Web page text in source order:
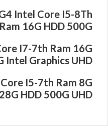
Intel Core I5-8Th
Ram 16G HDD 500G
I7-7th Ram 16G
Intel Graphics UHD
I5-7th Ram 8G
HDD 500G UHD